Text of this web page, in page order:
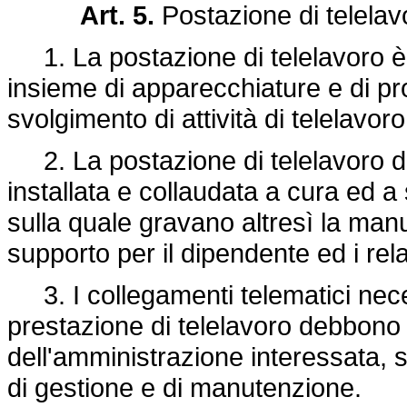
Art. 5. Postazione di
1. La postazione di telelavoro
insieme di apparecchiature e di
svolgimento di attività di
2. La postazione di telelavoro
installata e collaudata a cura ed
sulla quale gravano altresì la
supporto per il dipendente ed i
3. I collegamenti telematici
prestazione di telelavoro
dell'amministrazione interessata,
di gestione e di manutenzione.